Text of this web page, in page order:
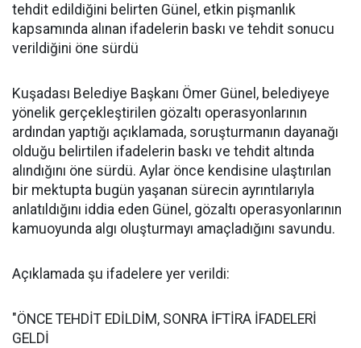
tehdit edildiğini belirten Günel, etkin pişmanlık
kapsamında alınan ifadelerin baskı ve tehdit sonucu
verildiğini öne sürdü
Kuşadası Belediye Başkanı Ömer Günel, belediyeye
yönelik gerçekleştirilen gözaltı operasyonlarının
ardından yaptığı açıklamada, soruşturmanın dayanağı
olduğu belirtilen ifadelerin baskı ve tehdit altında
alındığını öne sürdü. Aylar önce kendisine ulaştırılan
bir mektupta bugün yaşanan sürecin ayrıntılarıyla
anlatıldığını iddia eden Günel, gözaltı operasyonlarının
kamuoyunda algı oluşturmayı amaçladığını savundu.
Açıklamada şu ifadelere yer verildi:
"ÖNCE TEHDİT EDİLDİM, SONRA İFTİRA İFADELERİ
GELDİ